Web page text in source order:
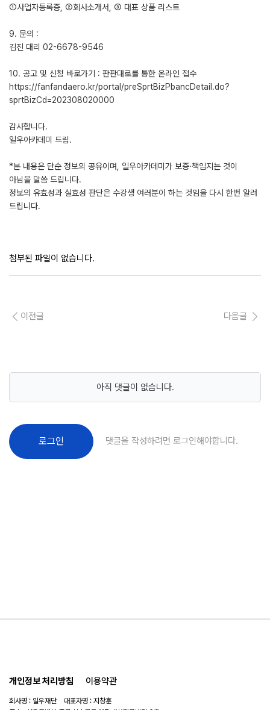
①사업자등록증, ②회사소개서, ③ 대표 상품 리스트
9. 문의 :
김진 대리 02-6678-9546
10. 공고 및 신청 바로가기 : 판판대로를 통한 온라인 접수
https://fanfandaero.kr/portal/preSprtBizPbancDetail.do?
sprtBizCd=202308020000
감사합니다.
일우아카데미 드림.
*본 내용은 단순 정보의 공유이며, 일우아카데미가 보증·책임지는 것이
아님을 말씀 드립니다.
정보의 유효성과 실효성 판단은 수강생 여러분이 하는 것임을 다시 한번 알려
드립니다.
첨부된 파일이 없습니다.
이전글 다음글
아직 댓글이 없습니다.
로그인 댓글을 작성하려면 로그인해야합니다.
개인정보 처리방침 이용약관
회사명 : 일우재단 대표자명 : 지창훈